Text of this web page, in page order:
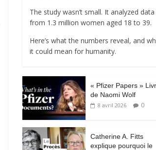
The study wasn’t small. It analyzed data
from 1.3 million women aged 18 to 39.
Here’s what the numbers reveal, and
it could mean for humanity.
« Pfizer Papers »
de Naomi Wolf
8 avril 2026 0
Catherine A. Fitts
explique pourquoi le